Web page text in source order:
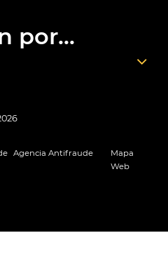
por...
Agencia Antifraude
Mapa
Web